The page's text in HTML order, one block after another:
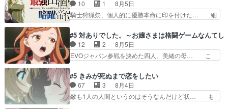
て参謀本部の連携が… 緊張感ある戦闘描写とギャ
グ今週の『有能な…
汚職を突き止めるべくバトーの指導… やまとん1
号はどこの部分で使うのだろう？… 日本とロシア
primevideoで視聴しまし… 前回同様『イノセン
ス』を含む押井・神山版… 第５話「EPISODEラ
ストの母親の気持…
10 1
8月5日
騎士狩猟祭、個人的に優勝本命に印を付けた… 細
ナがチートすぎる笑アルは最初から自分… プラネ
ット・ウィズ展開アツいな「騎士狩猟… 麦茶どこ
ろかタイトル通り麦茶の出涸らしぐ… 第５話を
ABEMAで視聴しました。視聴に… 復讐に燃える
が“萌え”なのでこの娘が皇帝… ウサギ好きそうな
王女殿下がかわいい。幼馴… ついに始まった狩猟
祭。エルナの活躍で上位…
#5 対ありでした。～お嬢さまは格闘ゲームなんてし
12 2
8月5日
EVOジャパン参戦を決めた四人。美緒の母… こ
目は気品溢れてるのに中身は…美緒ママ… テー
マ：格ゲー大会に行くには？感想は、美… 大会を
前に格ゲー熱が高まる一方、百合の本… 東京で開
催される格ゲー大会に参加すること… Japanに向
#5 きみが死ぬまで恋をしたい
67 3
8月4日
敵も1人の人間というのはそうなんだけど状… も